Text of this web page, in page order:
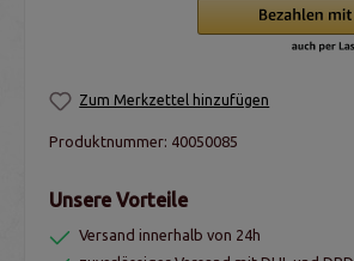
Zum Merkzettel hinzufügen
Produktnummer: 40050085
Unsere Vorteile
Versand innerhalb von 24h